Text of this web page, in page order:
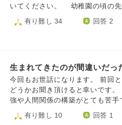
子供たちのことを考えると、苦しく
を養える程度には何とかなって
を無駄に使う人を、憎む気持ちす
の、なくていいじゃないかと、エ
と思うものを見るたびに、落ち着
でも、ヒトが生きていくには、時
をやっているんだと思います。
いてください。 幼稚園の頃の先生からの虐めが全ての始
まりでした。先生たちは、いつ
い、私の目の前で私の悪口を言
私が弱いだけなのですが、とにか
な人間なのだと思い込んでしまっ
いても内心嫌っているのではない
りました。 小中と虐めが続き、
も悪かったのではないかと思い
有り難し 34 回答 2
生まれてきたのが間違いだっ
今回もお世話になります。 前回
どうかお聞き頂けると幸いです。 私は発達障害があり、勉
強や人間関係の構築がとても苦手
の頃は自己中で友達を嫌な思い
態度を取り先生にも愛想をつか
有り難し 10 回答 1